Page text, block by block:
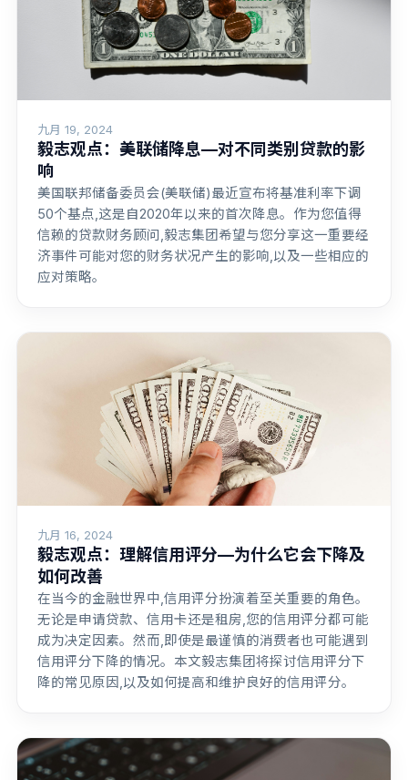
九月 19, 2024
毅志观点：美联储降息—对不同类别贷款的影
响
美国联邦储备委员会(美联储)最近宣布将基准利率下调
50个基点,这是自2020年以来的首次降息。作为您值得
信赖的贷款财务顾问,毅志集团希望与您分享这一重要经
济事件可能对您的财务状况产生的影响,以及一些相应的
应对策略。
九月 16, 2024
毅志观点：理解信用评分—为什么它会下降及
如何改善
在当今的金融世界中,信用评分扮演着至关重要的角色。
无论是申请贷款、信用卡还是租房,您的信用评分都可能
成为决定因素。然而,即使是最谨慎的消费者也可能遇到
信用评分下降的情况。本文毅志集团将探讨信用评分下
降的常见原因,以及如何提高和维护良好的信用评分。